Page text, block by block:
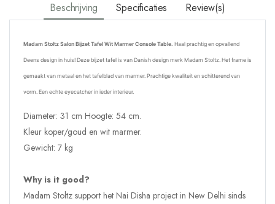
Beschrijving Specificaties Review(s)
Madam Stoltz Salon Bijzet Tafel Wit Marmer Console Table. Haal prachtig en opvallend
Deens design in huis! Deze bijzet tafel is van Danish design merk Madam Stoltz. Het frame is
gemaakt van metaal en het tafelblad van marmer. Prachtige kwaliteit en schitterend van
vorm. Een echte eyecatcher in ieder interieur.
Diameter: 31 cm Hoogte: 54 cm.
Kleur koper/goud en wit marmer.
Gewicht: 7 kg
Why is it good?
Madam Stoltz support het Nai Disha project in New Delhi sinds